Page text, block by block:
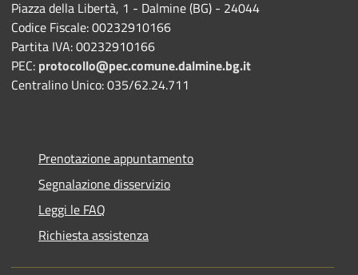
Piazza della Libertà, 1 - Dalmine (BG) - 24044
Codice Fiscale: 00232910166
Partita IVA: 00232910166
PEC: protocollo@pec.comune.dalmine.bg.it
Centralino Unico: 035/62.24.711
Prenotazione appuntamento
Segnalazione disservizio
Leggi le FAQ
Richiesta assistenza